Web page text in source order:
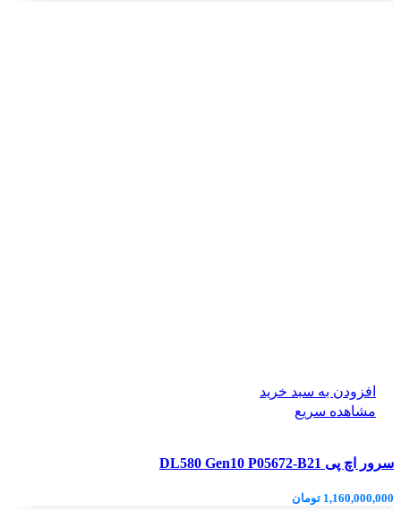
افزودن به سبد خرید
مشاهده سریع
سرور اچ پی DL580 Gen10 P05672-B21
1,160,000,000 تومان